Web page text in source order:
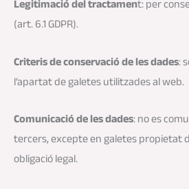
Legitimació del tractament: per
(art. 6.1 GDPR).
Criteris de conservació de les dades:
l’apartat de galetes utilitzades al web.
Comunicació de les dades: no es
tercers, excepte en galetes propietat
obligació legal.